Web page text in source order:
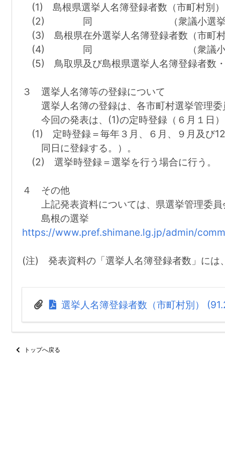
(1) 島根県選挙人名簿登録者数（市町村別）
(2) 同 （衆議小選挙区
(3) 島根県在外選挙人名簿登録者数（市町
(4) 同 （衆議小選挙
(5) 鳥取県及び島根県選挙人名簿登録者数
３ 選挙人名簿等の登録について
選挙人名簿の登録は、各市町村選挙管理委
今回の発表は、(1)の定時登録（６月１日）
(1) 定時登録＝毎年３月、６月、９月及び
同日に登録する。）。
(2) 選挙時登録＝選挙を行う場合に行う。
４ その他
上記発表資料については、県選挙管理委員
島根の選挙
https://www.pref.shimane.lg.jp/admin/
(注) 発表資料の「選挙人名簿登録者数」には
選挙人名簿登録者数（市町村別）
トップへ戻る